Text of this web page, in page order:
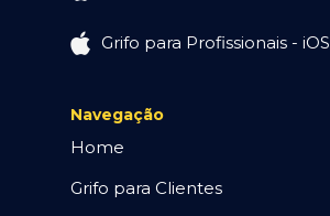
Grifo para Profissionais - iOS
Navegação
Home
Grifo para Clientes